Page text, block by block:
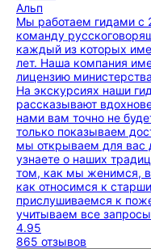
Альп
Мы работаем гидами с
команду
каждый из которых
лет. Наша компания
лицензию
На экскурсиях наши
рассказывают
нами вам точно не
только показываем
мы открываем для вас
узнаете о наших
том, как мы женимся,
как относимся к
прислушиваемся к
учитываем все
4.95
865 отзывов